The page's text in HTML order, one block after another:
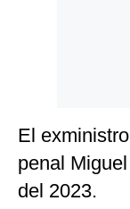
El
penal
del 2023.